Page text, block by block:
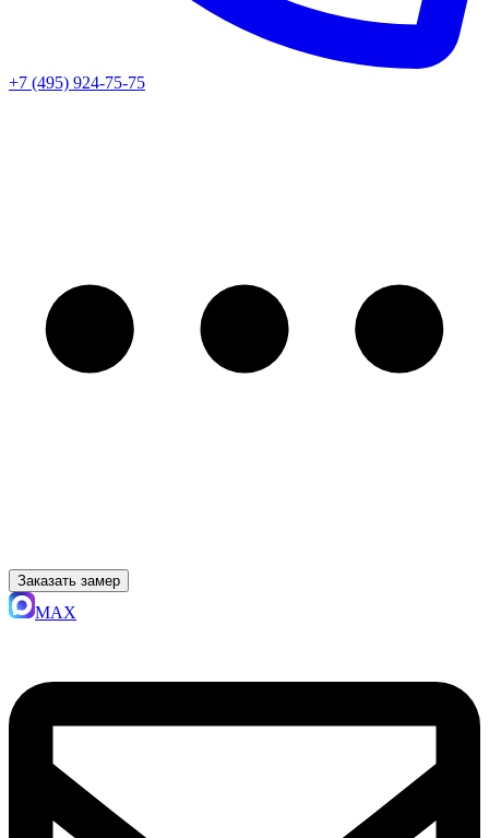
+7 (495) 924-75-75
Заказать замер
MAX